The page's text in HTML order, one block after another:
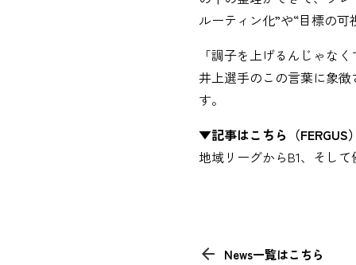
ルーティン化”や“目標の可
「調子を上げるんじゃな
井上選手のこの言葉に象
す。
▼記事はこちら（FERGUS）
地域リーグからB1、そし
arrow_back News一覧はこちら